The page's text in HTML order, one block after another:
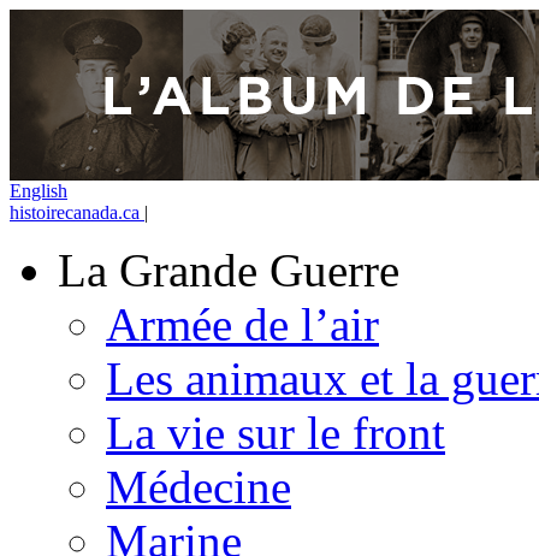
English
histoirecanada.ca |
La Grande Guerre
Armée de l’air
Les animaux et la
La vie sur le front
Médecine
Marine